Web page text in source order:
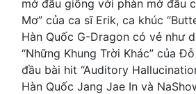
mở đầu giống với phàn mở đầu
Mơ” của ca sĩ Erik, ca khúc
Hàn Quốc G-Dragon có vẻ như
“Những Khung Trời Khác” của
đầu bài hit “Auditory
Hàn Quốc Jang Jae In và